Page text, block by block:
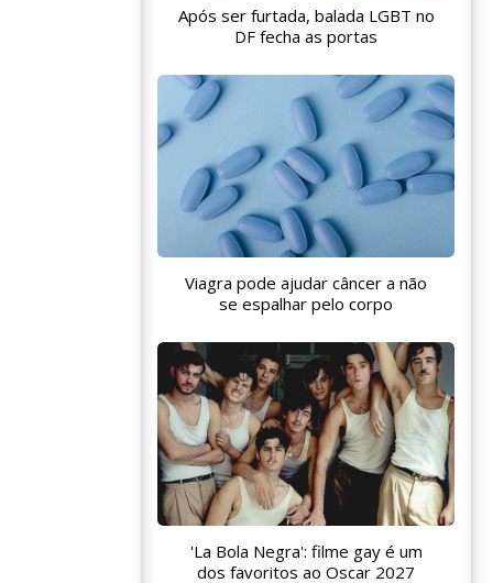
Após ser furtada, balada LGBT no
DF fecha as portas
Viagra pode ajudar câncer a não
se espalhar pelo corpo
'La Bola Negra': filme gay é um
dos favoritos ao Oscar 2027